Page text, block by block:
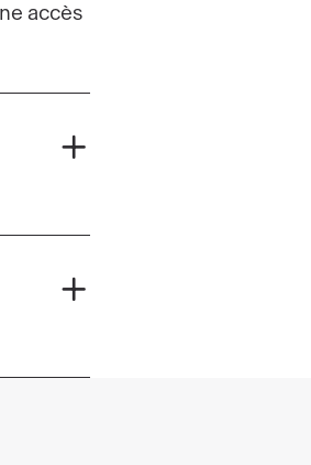
accès